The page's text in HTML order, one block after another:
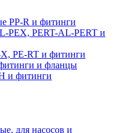
PP-R и фитинги
PEX, PERT-AL-PERT и
PE-RT и фитинги
и фланцы
и фитинги
для насосов и